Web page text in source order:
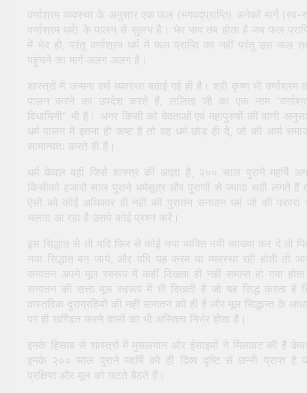
वर्णाश्रम व्यवस्था के अनुसार एक फल (भगवद्प्राप्ति) अनेकों मार्ग (स्व-
वर्णाश्रम धर्म) के पालन से सुलभ है। भेद भाव तब होता है जब फल
में भेद हो, परंतु वर्णाश्रम धर्म में फल प्राप्ति का नहीं परंतु उस फल
पहुंचने का मार्ग अलग अलग है।
शास्त्रों में जन्मना वर्ण व्यवस्था बताई गई ही है। श्री कृष्ण भी वर्णाश्रम
पालन करने का उपदेश करते हैं, ललिता जी का एक नाम
विधायिनी” भी है। अगर किसी को देवताओं एवं महापुरुषों की वाणी
धर्म पालन में इतना ही कष्ट है तो वह धर्म छोड़ ही दे, जो की आर्य
सामान्यतः करते ही हैं।
धर्म केवल वही जिसे शास्त्र की आज्ञा है, २०० साल पुराने महर्षि
किसीको हजारों साल पुराने धर्मसूत्र और पुराणों से ज्यादा सही लगते हैं
ऐसों को कोई अधिकार ही नहीं की पुरातन सनातन धर्म जो की परंपरा
चलता आ रहा है उसपे कोई प्रश्न करें।
इस सिद्धांत से तो यदि फिर से कोई नया व्यक्ति नयी व्याख्या कर दे तो
नया सिद्धांत बन जाये, और यदि यह क्रम या व्यवस्था रही होती तो
सनातन अपने मूल स्वरूप में कहीं दिखता ही नहीं समाप्त हो गया
सनातन की सत्ता मूल स्वरूप में भी दिखती है जो यह सिद्ध करता है
वास्तविक दुराग्रहियों की नहीं सनातन की ही है और मूल सिद्धान्त के
पर ही खण्डित करने वालों का भी अस्तित्व निर्भर होता है।
इनके हिसाब से शास्त्रों में मुसलमान और ईसाइयों ने मिलावट की है
इनके २०० साल पुराने महर्षि को ही दिव्य दृष्टि से छन्नी प्राप्त है
प्रक्षिप्त और मूल को छटते बैठते हैं।